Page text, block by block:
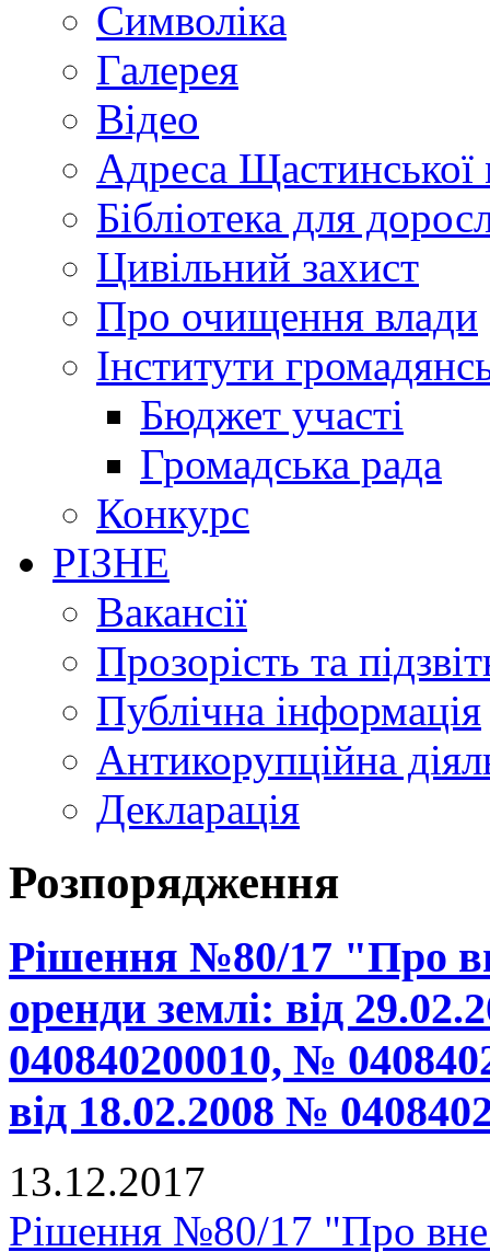
Символіка
Галерея
Відео
Адреса Щастинської
Бібліотека для
Цивільний захист
Про очищення влади
Інститути
Бюджет участі
Громадська рада
Конкурс
РІЗНЕ
Вакансії
Прозорість та
Публічна інформація
Антикорупційна
Декларація
Розпорядження
Рішення №80/17 "Про
оренди землі: від
040840200010, №
від 18.02.2008 №
13.12.2017
Рішення №80/17 "Про